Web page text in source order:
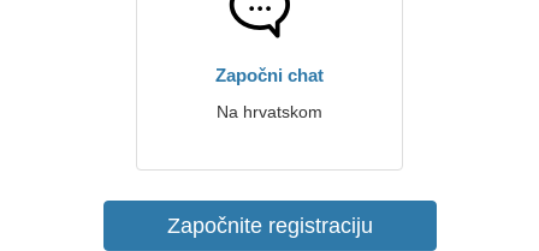
Započni chat
Na hrvatskom
Započnite registraciju